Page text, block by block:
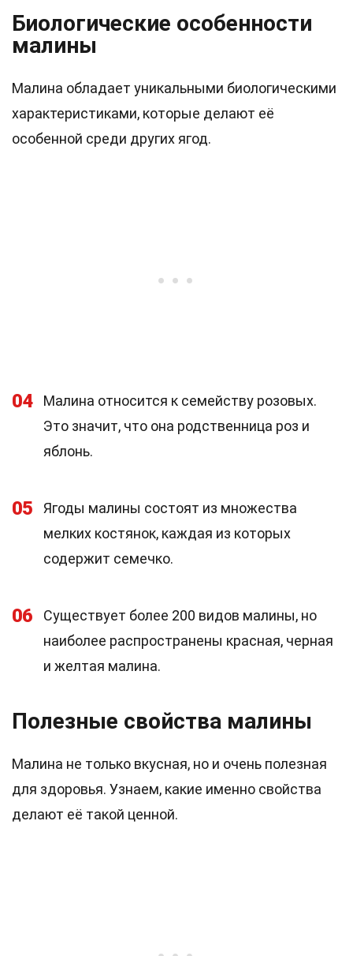
Биологические особенности
малины
Малина обладает уникальными биологическими
характеристиками, которые делают её
особенной среди других ягод.
04
Малина относится к семейству розовых.
Это значит, что она родственница роз и
яблонь.
05
Ягоды малины состоят из множества
мелких костянок, каждая из которых
содержит семечко.
06
Существует более 200 видов малины, но
наиболее распространены красная, черная
и желтая малина.
Полезные свойства малины
Малина не только вкусная, но и очень полезная
для здоровья. Узнаем, какие именно свойства
делают её такой ценной.